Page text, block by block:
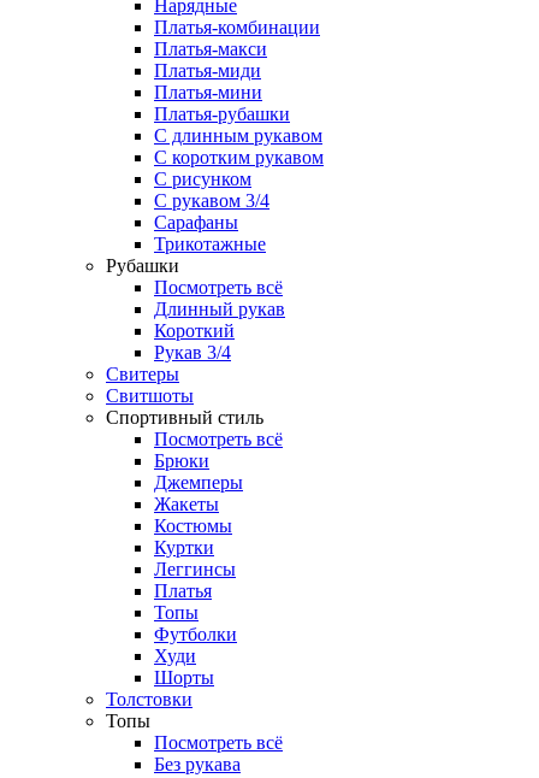
Нарядные
Платья-комбинации
Платья-макси
Платья-миди
Платья-мини
Платья-рубашки
С длинным рукавом
С коротким рукавом
С рисунком
С рукавом 3/4
Сарафаны
Трикотажные
Рубашки
Посмотреть всё
Длинный рукав
Короткий
Рукав 3/4
Свитеры
Свитшоты
Спортивный стиль
Посмотреть всё
Брюки
Джемперы
Жакеты
Костюмы
Куртки
Леггинсы
Платья
Топы
Футболки
Худи
Шорты
Толстовки
Топы
Посмотреть всё
Без рукава